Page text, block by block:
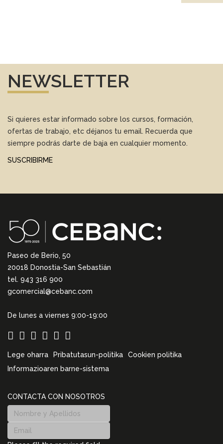
NEWSLETTER
Si quieres estar informado sobre los cursos, formación,
ofertas de trabajo, etc déjanos tu email. Recuerda que
siempre podrás darte de baja en cualquier momento.
SUSCRIBIRME
Paseo de Berio, 50
20018 Donostia-San Sebastián
tel. 943 316 900
gcomercial@cebanc.com
De lunes a viernes 9:00-19:00
Lege oharra Pribatutasun-politika
Cookien politika
Informazioaren barne-sistema
CONTACTA CON NOSOTROS